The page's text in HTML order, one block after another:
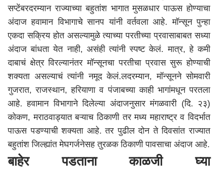
सप्टेंबरदरम्यान राज्याच्या बहुतांश भागात मुसळधार पाऊस होण्याचा
अंदाज हवामान विभागाचे सानप यांनी वर्तवला आहे. मॉन्सून पुन्हा
एकदा सक्रिय होत असल्यामुळे त्याच्या परतीच्या प्रवासाबाबत सध्या
अंदाज बांधता येत नाही, असंही त्यांनी स्पष्ट केलं. मात्र, हे कमी
दाबाचं क्षेत्र विरल्यानंतर मॉन्सूनचा परतीचा प्रवास सुरू होण्याची
शक्यता असल्याचं त्यांनी नमूद केलं.लदरम्यान, मॉन्सूनने सोमवारी
गुजरात, राजस्थान, हरियाणा व पंजाबच्या काही भागांमधून परतला
आहे. हवामान विभागाने दिलेल्या अंदाजनुसार मंगळवारी (दि. २३)
कोकण, मराठवाड्यात बऱ्याच ठिकाणी तर मध्य महाराष्ट्र व विदर्भात
पाऊस पडण्याची शक्यता आहे. तर पुढील दोन ते दिवसांत राज्यात
बहुतांश जिल्ह्यांत मेघगर्जनेसह तुरळक ठिकाणी पावसाचा अंदाज आहे.
बाहेर पडताना काळजी घ्या